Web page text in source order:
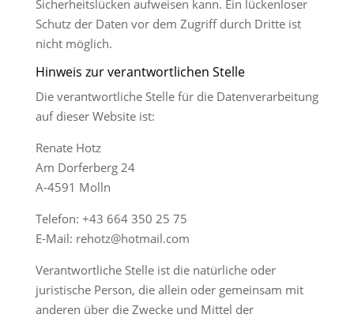
Sicherheitslücken aufweisen kann. Ein lückenloser
Schutz der Daten vor dem Zugriff durch Dritte ist
nicht möglich.
Hinweis zur verantwortlichen Stelle
Die verantwortliche Stelle für die Datenverarbeitung
auf dieser Website ist:
Renate Hotz
Am Dorferberg 24
A-4591 Molln
Telefon: +43 664 350 25 75
E-Mail: rehotz@hotmail.com
Verantwortliche Stelle ist die natürliche oder
juristische Person, die allein oder gemeinsam mit
anderen über die Zwecke und Mittel der